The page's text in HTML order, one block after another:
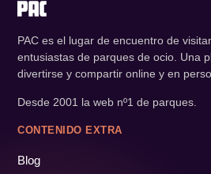
PAC es el lugar de encuentro de
entusiastas de parques de ocio. Una
divertirse y compartir online y en
Desde 2001 la web nº1 de parques.
CONTENIDO EXTRA
Blog